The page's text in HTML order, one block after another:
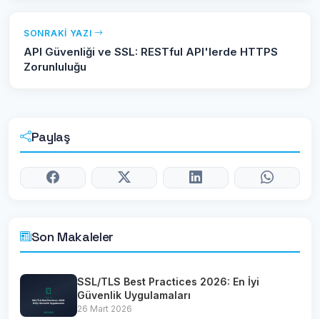
SONRAKI YAZI
API Güvenliği ve SSL: RESTful API'lerde HTTPS
Zorunluluğu
Paylaş
Son Makaleler
SSL/TLS Best Practices 2026: En İyi
Güvenlik Uygulamaları
26 Mart 2026